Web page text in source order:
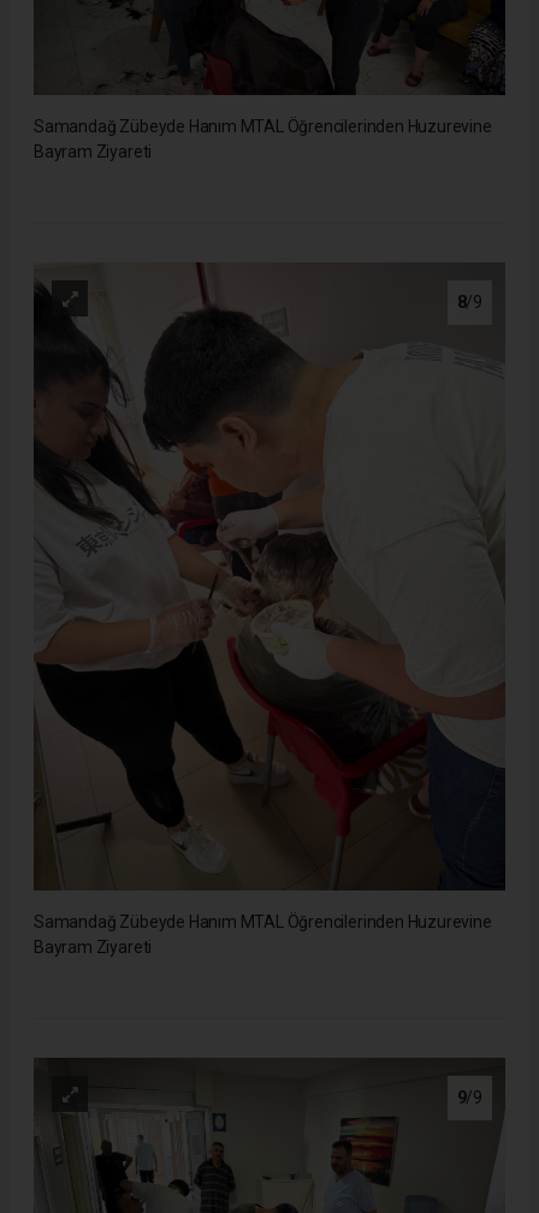
Samandağ Zübeyde Hanım MTAL Öğrencilerinden Huzurevine
Bayram Ziyareti
8/9
Samandağ Zübeyde Hanım MTAL Öğrencilerinden Huzurevine
Bayram Ziyareti
9/9